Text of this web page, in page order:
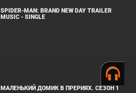
SPIDER-MAN: BRAND NEW DAY TRAILER
MUSIC - SINGLE
МАЛЕНЬКИЙ ДОМИК В ПРЕРИЯХ. СЕЗОН 1